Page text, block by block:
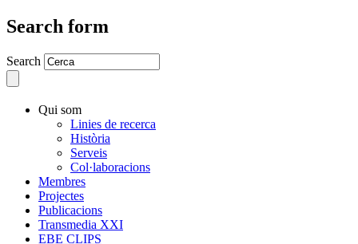
Search form
Search
Qui som
Linies de recerca
Història
Serveis
Col·laboracions
Membres
Projectes
Publicacions
Transmedia XXI
EBE CLIPS